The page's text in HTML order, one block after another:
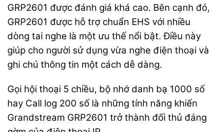
GRP2601 được đánh giá khá cao. Bên cạnh đó,
GRP2601 được hỗ trợ chuẩn EHS với nhiều
dòng tai nghe là một ưu thế nổi bật. Điều này
giúp cho người sử dụng vừa nghe điện thoại và
ghi chú thông tin một cách dễ dàng.
Gọi hội thoại 5 chiều, bộ nhớ danh bạ 1000 số
hay Call log 200 số là những tính năng khiến
Grandstream GRP2601 trở thành đối thủ đáng